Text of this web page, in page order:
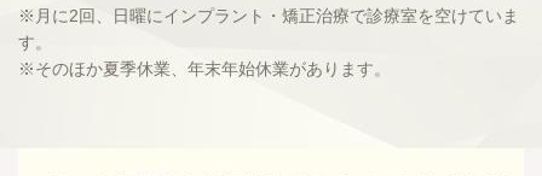
※月に2回、日曜にインプラント・矯正治療で診療室を空けていま
す。
※そのほか夏季休業、年末年始休業があります。